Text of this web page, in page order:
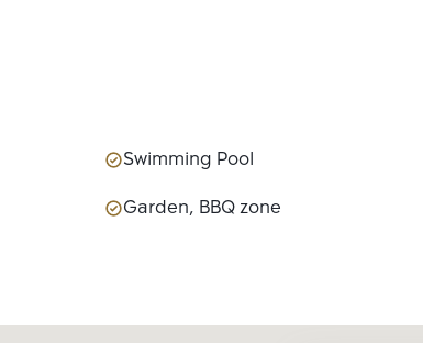
Swimming Pool
Garden, BBQ zone